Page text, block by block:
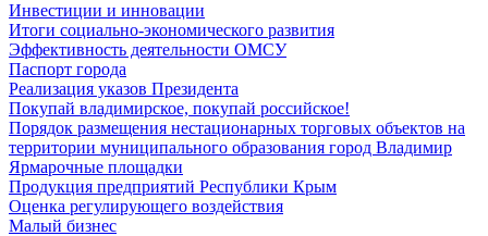
Инвестиции и инновации
Итоги социально-экономического развития
Эффективность деятельности ОМСУ
Паспорт города
Реализация указов Президента
Покупай владимирское, покупай российское!
Порядок размещения нестационарных торговых объектов на
территории муниципального образования город Владимир
Ярмарочные площадки
Продукция предприятий Республики Крым
Оценка регулирующего воздействия
Малый бизнес